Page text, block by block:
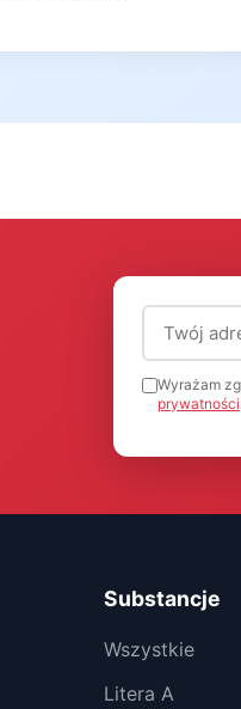
Adres
Wyrażam
prywatności
Substancje
Wszystkie
Litera A